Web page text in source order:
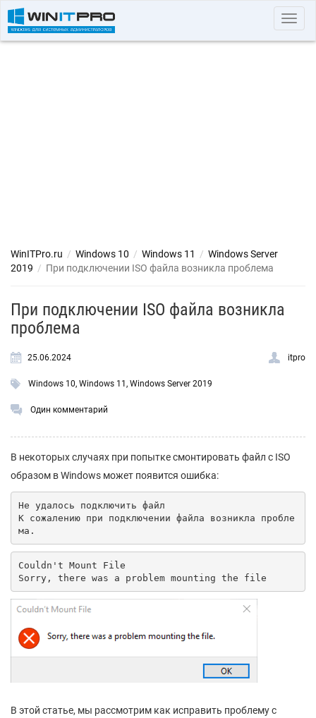
WinITPro.ru / Windows 10 / Windows 11 / Windows Server
2019 / При подключении ISO файла возникла проблема
При подключении ISO файла возникла
проблема
25.06.2024 itpro
Windows 10, Windows 11 , Windows Server 2019
Один комментарий
В некоторых случаях при попытке смонтировать файл с ISO
образом в Windows может появится ошибка:
Не удалось подключить файл
К сожалению при подключении файла возникла пробле
ма.
Couldn't Mount File
Sorry, there was a problem mounting the file
В этой статье, мы рассмотрим как исправить проблему с